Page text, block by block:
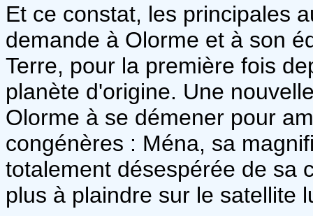
Et ce constat, les principales
demande à Olorme et à son
Terre, pour la première fois
planète d'origine. Une
Olorme à se démener pour
congénères : Ména, sa
totalement désespérée de sa
plus à plaindre sur le satellite